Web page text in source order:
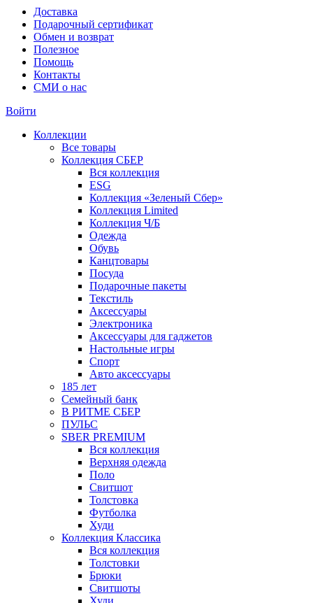
Доставка
Подарочный сертификат
Обмен и возврат
Полезное
Помощь
Контакты
СМИ о нас
Войти
Коллекции
Все товары
Коллекция СБЕР
Вся коллекция
ESG
Коллекция «Зеленый Сбер»
Коллекция Limited
Коллекция Ч/Б
Одежда
Обувь
Канцтовары
Посуда
Подарочные пакеты
Текстиль
Аксессуары
Электроника
Аксессуары для гаджетов
Настольные игры
Спорт
Авто аксессуары
185 лет
Семейный банк
В РИТМЕ СБЕР
ПУЛЬС
SBER PREMIUM
Вся коллекция
Верхняя одежда
Поло
Свитшот
Толстовка
Футболка
Худи
Коллекция Классика
Вся коллекция
Толстовки
Брюки
Свитшоты
Худи